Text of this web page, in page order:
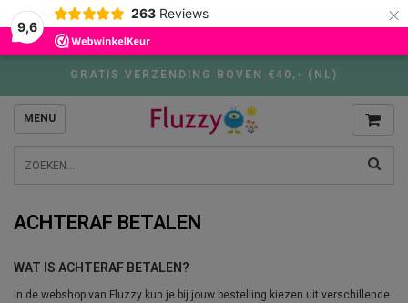
9,6
263 Reviews ×
GRATIS VERZENDING BOVEN €40,- (NL)
MENU
ACHTERAF BETALEN
WAT IS ACHTERAF BETALEN?
In de webshop van Fluzzy kun je bij jouw bestelling kiezen uit verschillende